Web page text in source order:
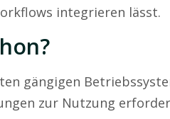
integrieren lässt.
gängigen
zur Nutzung